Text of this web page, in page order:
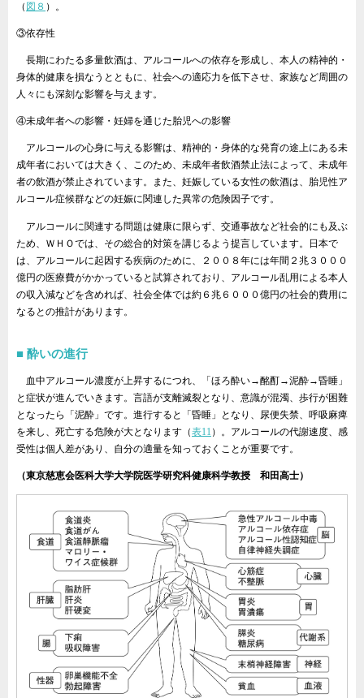
（ 図８ ）。
③依存性
長期にわたる多量飲酒は、アルコールへの依存を形成し、本人の精神的・
身体的健康を損なうとともに、社会への適応力を低下させ、家族など周囲の
人々にも深刻な影響を与えます。
④未成年者への影響・妊婦を通じた胎児への影響
アルコールの心身に与える影響は、精神的・身体的な発育の途上にある未
成年者においては大きく、このため、未成年者飲酒禁止法によって、未成年
者の飲酒が禁止されています。また、妊娠している女性の飲酒は、胎児性ア
ルコール症候群などの妊娠に関連した異常の危険因子です。
アルコールに関連する問題は健康に限らず、交通事故など社会的にも及ぶ
ため、ＷＨＯでは、その総合的対策を講じるよう提言しています。日本で
は、アルコールに起因する疾病のために、２００８年には年間２兆３０００
億円の医療費がかかっていると試算されており、アルコール乱用による本人
の収入減などを含めれば、社会全体では約６兆６０００億円の社会的費用に
なるとの推計があります。
酔いの進行
血中アルコール濃度が上昇するにつれ、「ほろ酔い→酩酊→泥酔→昏睡」
と症状が進んでいきます。言語が支離滅裂となり、意識が混濁、歩行が困難
となったら「泥酔」です。進行すると「昏睡」となり、尿便失禁、呼吸麻痺
を来し、死亡する危険が大となります（表11 ）。アルコールの代謝速度、感
受性は個人差があり、自分の適量を知っておくことが重要です。
（東京慈恵会医科大学大学院医学研究科健康科学教授 和田高士）